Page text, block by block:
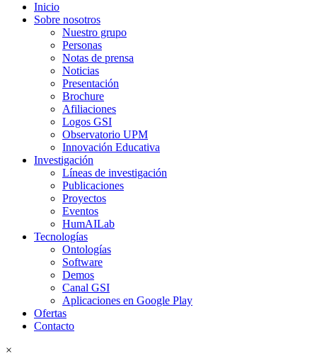
Inicio
Sobre nosotros
Nuestro grupo
Personas
Notas de prensa
Noticias
Presentación
Brochure
Afiliaciones
Logos GSI
Observatorio UPM
Innovación Educativa
Investigación
Líneas de investigación
Publicaciones
Proyectos
Eventos
HumAILab
Tecnologías
Ontologías
Software
Demos
Canal GSI
Aplicaciones en Google Play
Ofertas
Contacto
×